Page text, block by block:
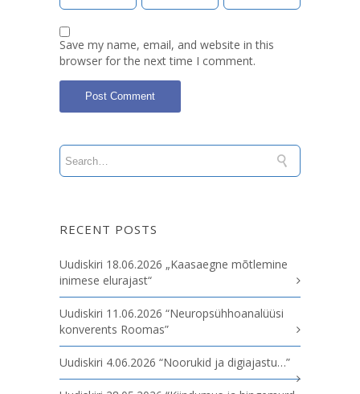
Save my name, email, and website in this
browser for the next time I comment.
RECENT POSTS
Uudiskiri 18.06.2026 „Kaasaegne mõtlemine
inimese elurajast“
Uudiskiri 11.06.2026 “Neuropsühhoanalüüsi
konverents Roomas”
Uudiskiri 4.06.2026 “Noorukid ja digiajastu…”